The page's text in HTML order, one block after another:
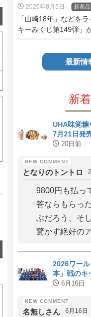
2026年8月5日 新商品
「山崎18年」などを
キーみくじ第149弾」
最新情
新
UHA味覚糖
7月21日発
入方法まとめ
20日前
となりのトントロ
9800円も払っ
答ならもらっ
ぶだろう、そ
驚かす絶好の
2026ワー
本」戦のキ
聴方法比較
6月16日
名無しさん 6月16日